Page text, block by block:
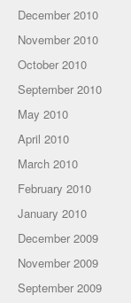
December 2010
November 2010
October 2010
September 2010
May 2010
April 2010
March 2010
February 2010
January 2010
December 2009
November 2009
September 2009